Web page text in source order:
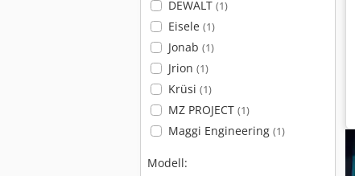
DEWALT (1)
Eisele (1)
Jonab (1)
Jrion (1)
Krüsi (1)
MZ PROJECT (1)
Maggi Engineering (1)
Modell: